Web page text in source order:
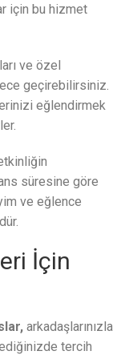
için bu hizmet
ve özel
geçirebilirsiniz.
eğlendirmek
süresine göre
ve eğlence
İçin
arkadaşlarınızla
tercih